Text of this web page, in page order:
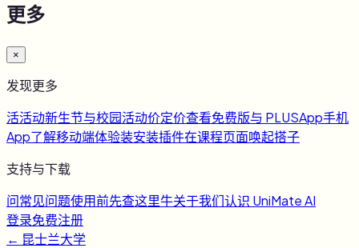
更多
×
发现更多
活活动新生节与校园活动价定价查看免费版与 PLUSApp手机
App了解移动端体验装安装插件在课程页面唤起搭子
支持与下载
问常见问题使用前先查这里牛关于我们认识 UniMate AI
登录免费注册
← 昆士兰大学